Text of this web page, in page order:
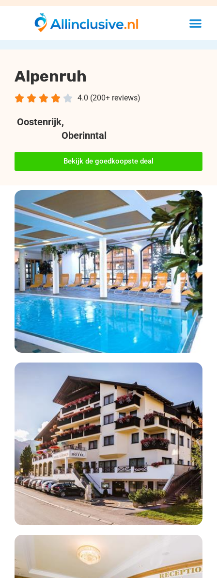
Alpenruh
4.0 (200+ reviews)
    
Oostenrijk,
Oberinntal
Bekijk de goedkoopste deal